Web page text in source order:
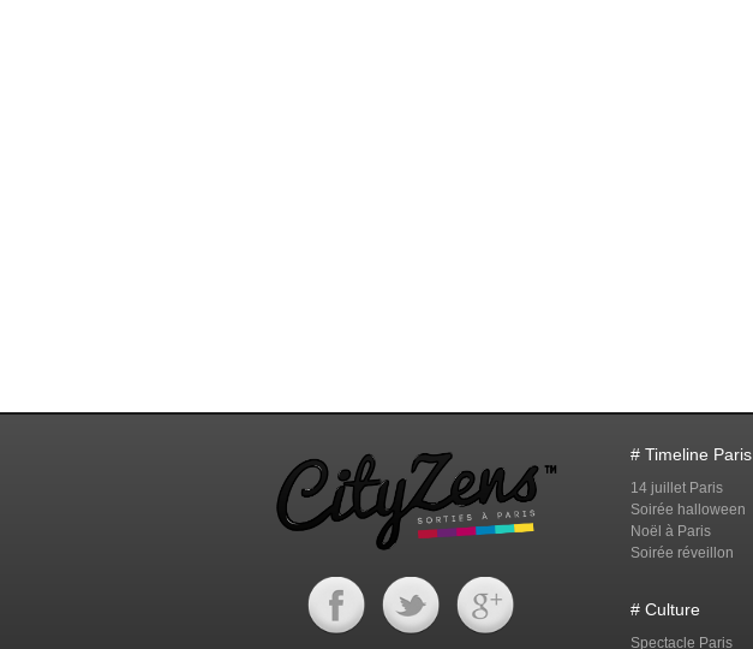
# Timeline Paris
14 juillet Paris
Soirée halloween
Noël à Paris
Soirée réveillon
# Culture
Spectacle Paris